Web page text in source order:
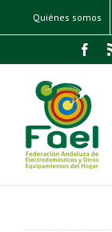
Quiénes somos